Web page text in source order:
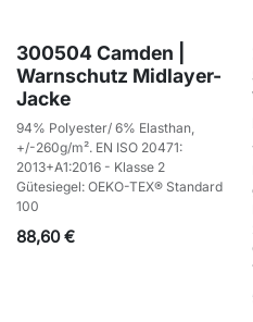
300504 Camden |
Warnschutz Midlayer-
Jacke
94% Polyester/ 6% Elasthan,
+/-260g/m². EN ISO 20471:
2013+A1:2016 - Klasse 2
Gütesiegel: OEKO-TEX® Standard
100
88,60€